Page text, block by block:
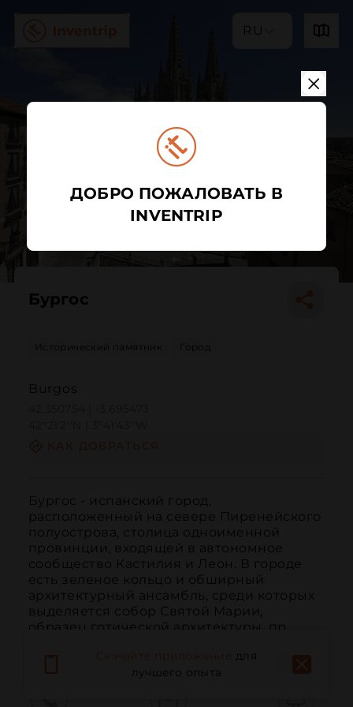
RU
Бургос
Исторический памятник Город
Burgos
Бургос - испанский город,
расположенный на севере Пиренейского
полуострова, столица одноименной
провинции, входящей в автономное
сообщество Кастилия и Леон. В городе
есть зеленое кольцо и обширный
архитектурный ансамбль, среди которых
выделяется собор Святой Марии,
образец готической архитектуры, пр...
для
лучшего опыта
ДОБРО ПОЖАЛОВАТЬ В
INVENTRIP